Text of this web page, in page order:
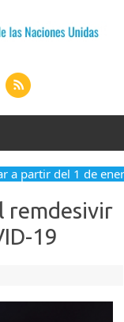
a partir del 1 de
remdesivir
19